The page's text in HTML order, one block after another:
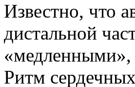
Известно, что
дистальной
«медленными»,
Ритм